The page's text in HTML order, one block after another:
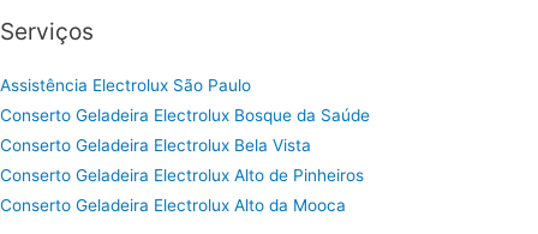
Serviços
Assistência Electrolux São Paulo
Conserto Geladeira Electrolux Bosque da Saúde
Conserto Geladeira Electrolux Bela Vista
Conserto Geladeira Electrolux Alto de Pinheiros
Conserto Geladeira Electrolux Alto da Mooca